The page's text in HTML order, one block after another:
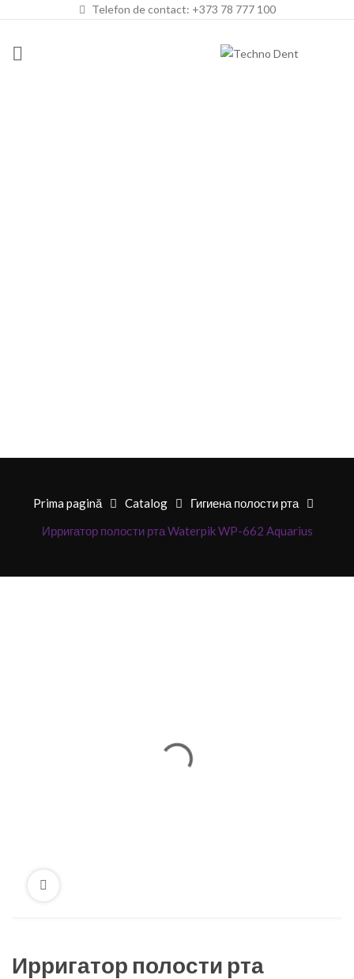
Telefon de contact: +373 78 777 100
Prima pagină Catalog
Гигиена полости рта
Ирригатор полости рта Waterpik WP-662 Aquarius
Ирригатор полости рта